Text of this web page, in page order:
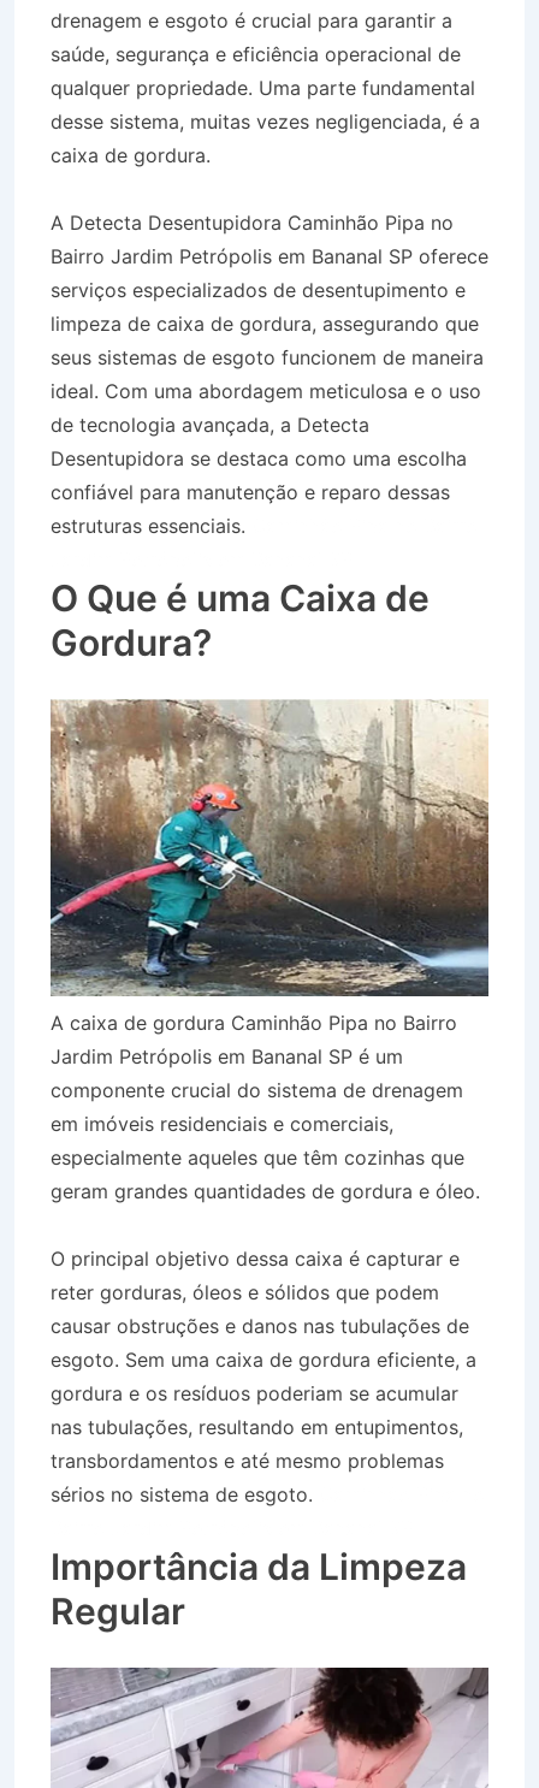
drenagem e esgoto é crucial para garantir a
saúde, segurança e eficiência operacional de
qualquer propriedade. Uma parte fundamental
desse sistema, muitas vezes negligenciada, é a
caixa de gordura.
A Detecta Desentupidora Caminhão Pipa no
Bairro Jardim Petrópolis em Bananal SP oferece
serviços especializados de desentupimento e
limpeza de caixa de gordura, assegurando que
seus sistemas de esgoto funcionem de maneira
ideal. Com uma abordagem meticulosa e o uso
de tecnologia avançada, a Detecta
Desentupidora se destaca como uma escolha
confiável para manutenção e reparo dessas
estruturas essenciais.
O Que é uma Caixa de
Gordura?
A caixa de gordura Caminhão Pipa no Bairro
Jardim Petrópolis em Bananal SP é um
componente crucial do sistema de drenagem
em imóveis residenciais e comerciais,
especialmente aqueles que têm cozinhas que
geram grandes quantidades de gordura e óleo.
O principal objetivo dessa caixa é capturar e
reter gorduras, óleos e sólidos que podem
causar obstruções e danos nas tubulações de
esgoto. Sem uma caixa de gordura eficiente, a
gordura e os resíduos poderiam se acumular
nas tubulações, resultando em entupimentos,
transbordamentos e até mesmo problemas
sérios no sistema de esgoto.
Importância da Limpeza
Regular